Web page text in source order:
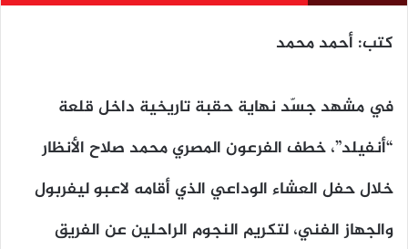
كتب: أحمد محمد
في مشهد جسّد نهاية حقبة تاريخية داخل قلعة
“أنفيلد”، خطف الفرعون المصري محمد صلاح الأنظار
خلال حفل العشاء الوداعي الذي أقامه لاعبو ليفربول
والجهاز الفني، لتكريم النجوم الراحلين عن الفريق